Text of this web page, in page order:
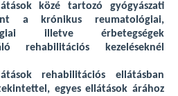
közé tartozó gyógyászati
a krónikus reumatológiai,
illetve érbetegségek
rehabilitációs kezeléseknél
rehabilitációs ellátásban
egyes ellátások árához